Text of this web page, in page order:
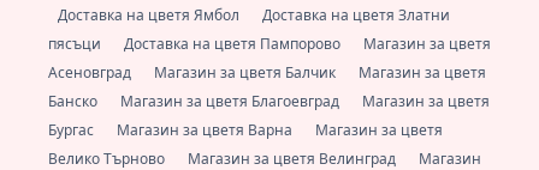
Доставка на цветя Ямбол
Доставка на цветя Златни
пясъци
Доставка на цветя Пампорово
Магазин за цветя
Асеновград
Магазин за цветя Балчик
Магазин за цветя
Банско
Магазин за цветя Благоевград
Магазин за цветя
Бургас
Магазин за цветя Варна
Магазин за цветя
Велико Търново
Магазин за цветя Велинград
Магазин